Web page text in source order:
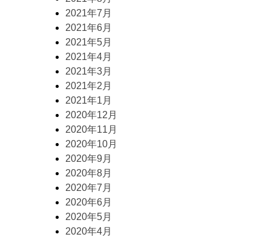
2021年7月
2021年6月
2021年5月
2021年4月
2021年3月
2021年2月
2021年1月
2020年12月
2020年11月
2020年10月
2020年9月
2020年8月
2020年7月
2020年6月
2020年5月
2020年4月